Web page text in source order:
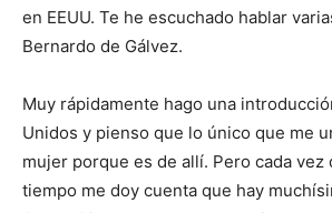
en EEUU. Te he escuchado hablar
Bernardo de Gálvez.
Muy rápidamente hago una
Unidos y pienso que lo único que me
mujer porque es de allí. Pero cada vez
tiempo me doy cuenta que hay